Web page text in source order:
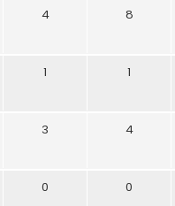
4 8
1 1
3 4
0 0